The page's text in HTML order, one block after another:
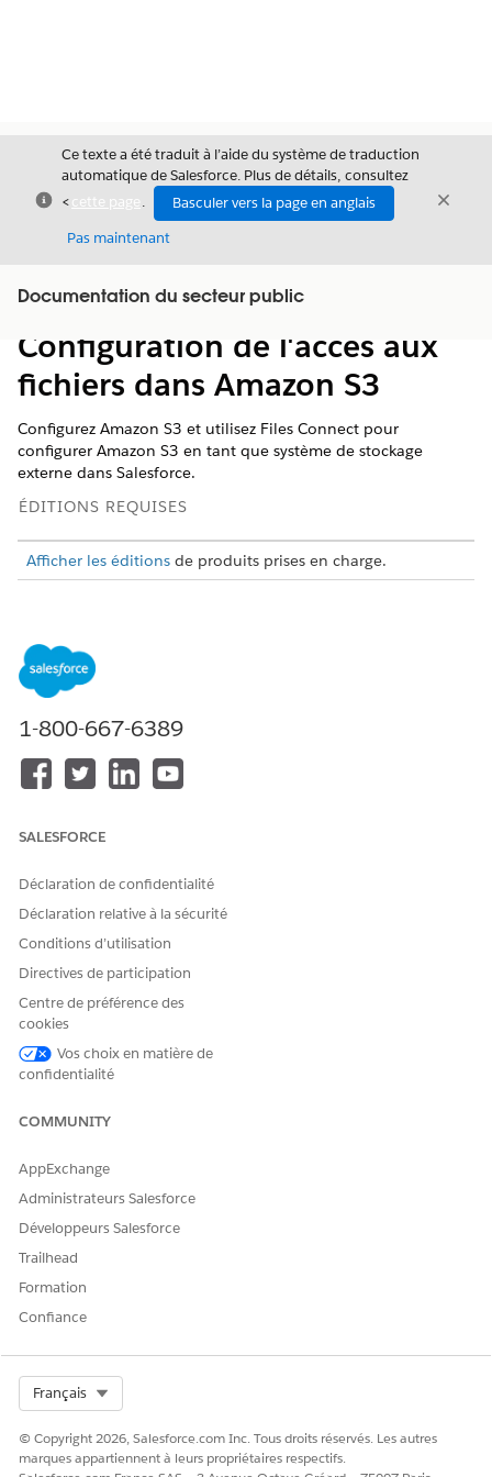
Fermer
Ce texte a été traduit à l’aide du système de traduction
automatique de Salesforce. Plus de détails, consultez
<cette page .
Basculer vers la page en anglais
Pas maintenant
Fermer
Documentation du secteur public
Afficher la table des matières
Table des
Configuration de l'accès aux
fichiers dans Amazon S3
Configurez Amazon S3 et utilisez Files Connect pour
configurer Amazon S3 en tant que système de stockage
externe dans Salesforce.
ÉDITIONS REQUISES
Afficher les éditions de produits prises en charge.
aux fichiers dans Amazon S3
Avant de configurer et d'utiliser des fichiers dans Amazon S3,
lisez les considérations ci-dessous.
Salesforce utilise Files Connect pour accéder aux fichiers
de systèmes externes, notamment Amazon S3. Bien que
Files Connect soit pris en charge à la fois dans Salesforce
Comme Salesforce utilise des URL présignées pour
S3, assurez-vous que vos compartiments Amazon S3 sont
accessibles sur le même réseau que celui depuis lequel les
utilisateurs accèdent à Salesforce.
Création et attribution d'autorisations administratives
pour accéder aux fichiers dans Amazon S3
Créez un ensemble d'autorisations permettant aux
administrateurs de se connecter à Amazon S3 et de gérer
les fichiers dans les compartiments Amazon S3.
Accédez à, liez à un enregistrement et diffusez des fichiers
de données externe dans Salesforce.
1-800-667-6389
SALESFORCE
Déclaration de confidentialité
Déclaration relative à la sécurité
Conditions d’utilisation
Directives de participation
Centre de préférence des
cookies
Vos choix en matière de
confidentialité
COMMUNITY
AppExchange
Administrateurs Salesforce
Développeurs Salesforce
Trailhead
Formation
Confiance
Français
© Copyright 2026, Salesforce.com Inc. Tous droits réservés. Les autres
marques appartiennent à leurs propriétaires respectifs.